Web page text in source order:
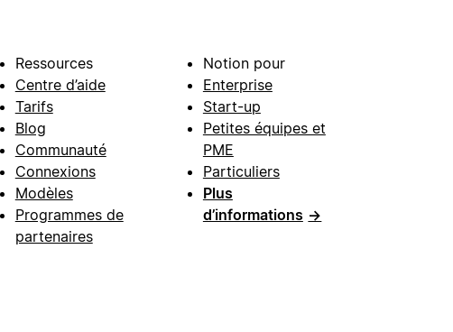
Ressources
Centre d’aide
Tarifs
Blog
Communauté
Connexions
Modèles
Programmes de
partenaires
Notion pour
Enterprise
Start-up
Petites équipes et
PME
Particuliers
Plus
d’informations →